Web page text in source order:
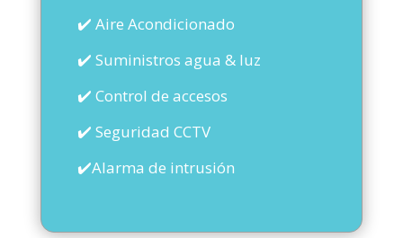
✔️ Aire Acondicionado
✔️ Suministros agua & luz
✔️ Control de accesos
✔️ Seguridad CCTV
✔️Alarma de intrusión